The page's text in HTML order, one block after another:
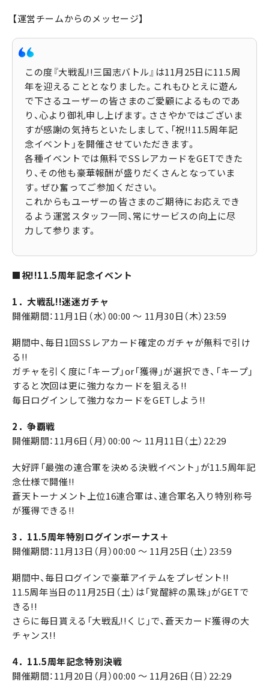
【運営チームからのメッセージ】
この度『大戦乱!!三国志バトル』は11月25日に11.5周
年を迎えることとなりました。これもひとえに遊ん
で下さるユーザーの皆さまのご愛顧によるものであ
り、心より御礼申し上げます。ささやかではございま
すが感謝の気持ちといたしまして、「祝!!11.5周年記
念イベント」を開催させていただきます。
各種イベントでは無料でSSレアカードをGETできた
り、その他も豪華報酬が盛りだくさんとなっていま
す。ぜひ奮ってご参加ください。
これからもユーザーの皆さまのご期待にお応えでき
るよう運営スタッフ一同、常にサービスの向上に尽
力して参ります。
■祝!!11.5周年記念イベント
1．大戦乱!!迷迷ガチャ
開催期間：11月1日（水）00:00 ～ 11月30日（木）23:59
期間中、毎日1回SSレアカード確定のガチャが無料で引け
る!!
ガチャを引く度に「キープ」or「獲得」が選択でき、「キープ」
すると次回は更に強力なカードを狙える!!
毎日ログインして強力なカードをGETしよう!!
2．争覇戦
開催期間：11月6日（月）00:00 ～ 11月11日（土）22:29
大好評「最強の連合軍を決める決戦イベント」が11.5周年記
念仕様で開催!!
蒼天トーナメント上位16連合軍は、連合軍名入り特別称号
が獲得できる!!
3．11.5周年特別ログインボーナス＋
開催期間：11月13日（月）00:00 ～ 11月25日（土）23:59
期間中、毎日ログインで豪華アイテムをプレゼント!!
11.5周年当日の11月25日（土）は「覚醒絆の黒珠」がGETで
きる!!
さらに毎日貰える「大戦乱!!くじ」で､蒼天カード獲得の大
チャンス!!
4．11.5周年記念特別決戦
開催期間：11月20日（月）00:00 ～ 11月26日（日）22:29